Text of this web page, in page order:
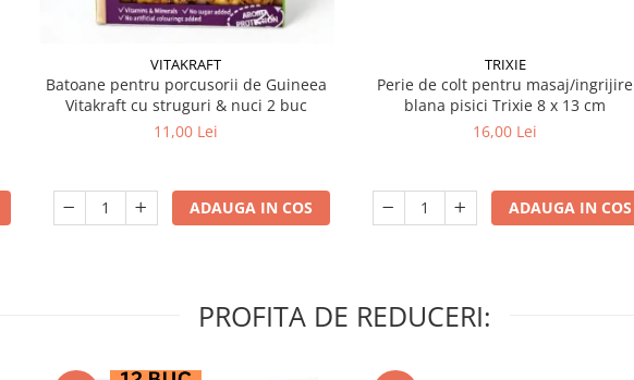
VITAKRAFT
Batoane pentru porcusorii de Guineea
Vitakraft cu struguri & nuci 2 buc
11,00 Lei
ADAUGA IN COS
TRIXIE
Perie de colt pentru masaj/ingrijire
blana pisici Trixie 8 x 13 cm
16,00 Lei
ADAUGA IN COS
PROFITA DE REDUCERI: